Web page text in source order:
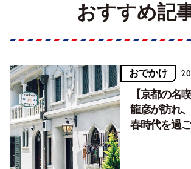
おすすめ記
おでかけ
【京都の名
龍彦が訪れ
春時代を過